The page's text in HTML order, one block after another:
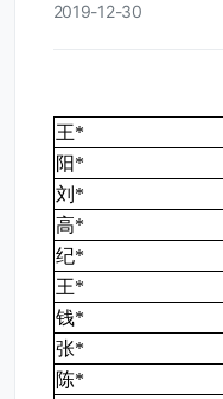
2019-12-30
王*
阳*
刘*
高*
纪*
王*
钱*
张*
陈*